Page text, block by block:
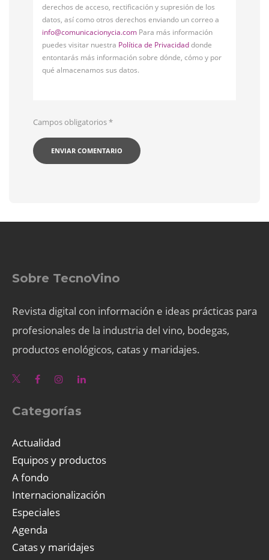
derechos de acceso, rectificación y supresión de los
datos, así como otros derechos enviando un correo a
info@comunicacionycia.com Para más información
puedes visitar nuestra Política de Privacidaddonde
entontarás más información sobre dónde, cómo y por
qué almacenamos sus datos.
Campos obligatorios*
Sobre TecnoVino
Revista digital con información e ideas prácticas para
profesionales de la industria del vino, bodegas,
productos enológicos, catas y maridajes.
Categorías
Actualidad
Equipos y productos
A fondo
Internacionalización
Especiales
Agenda
Catas y maridajes